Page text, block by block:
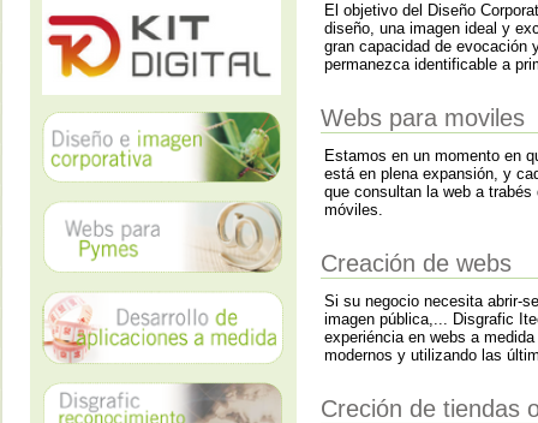
El objetivo del Diseño
diseño, una imagen ideal y
gran capacidad de evocación
permanezca identificable a
Webs para moviles
Estamos en un momento en
está en plena expansión, y
que consultan la web a
móviles.
Creación de webs
Si su negocio necesita abrir-
imagen pública,... Disgrafic
experiéncia en webs a
modernos y utilizando las
Creción de tiendas